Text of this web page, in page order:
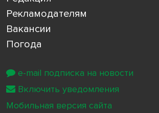
Рекламодателям
Вакансии
Погода
e-mail подписка на новости
Включить уведомления
Мобильная версия сайта